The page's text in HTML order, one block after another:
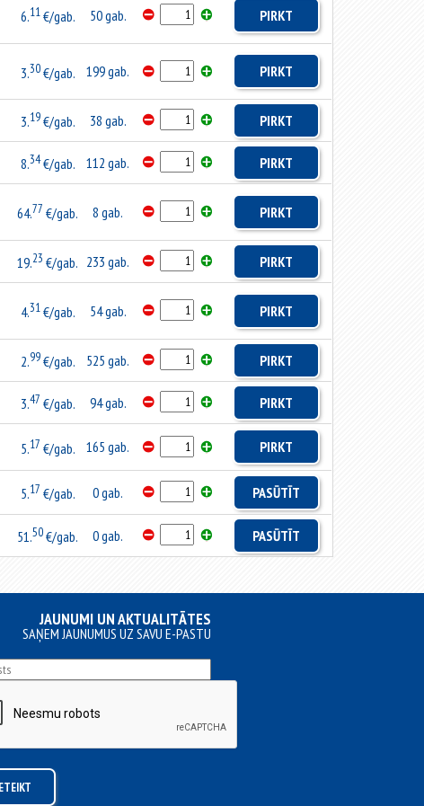
6.11€/gab. 50 gab. PIRKT
3.30€/gab. 199 gab. PIRKT
3.19€/gab. 38 gab. PIRKT
8.34€/gab. 112 gab. PIRKT
64.77 €/gab. 8 gab. PIRKT
19.23 €/gab. 233 gab. PIRKT
4.31€/gab. 54 gab. PIRKT
2.99€/gab. 525 gab. PIRKT
3.47 €/gab. 94 gab. PIRKT
5.17 €/gab. 165 gab. PIRKT
5.17 €/gab. 0 gab. PASŪTĪT
51.50€/gab. 0 gab. PASŪTĪT
JAUNUMI UN AKTUALITĀTES
SAŅEM JAUNUMUS UZ SAVU E-PASTU